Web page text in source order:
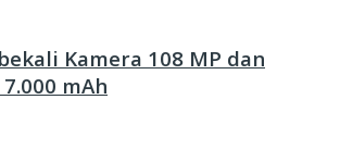
Kamera 108 MP dan
mAh